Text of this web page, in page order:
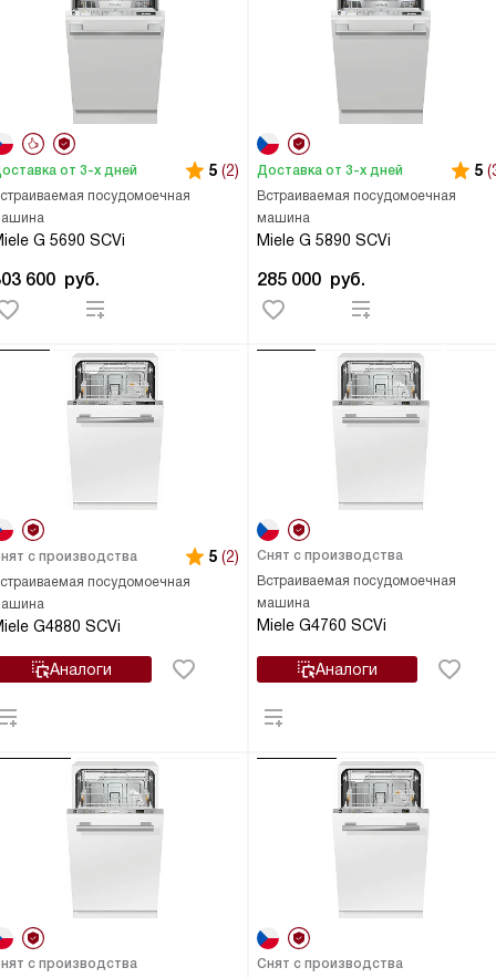
посудомоечная
G 5690 SCVi
от 3-х дней 5 (2)
600 руб.
Встраиваемая посудомоечная
машина
Miele G 5890 SCVi
Доставка от 3-х дней 5
285 000 руб.
посудомоечная
G4880 SCVi
с производства 5 (2)
Аналоги
Встраиваемая посудомоечная
машина
Miele G4760 SCVi
Снят с производства
Аналоги
с производства Снят с производства